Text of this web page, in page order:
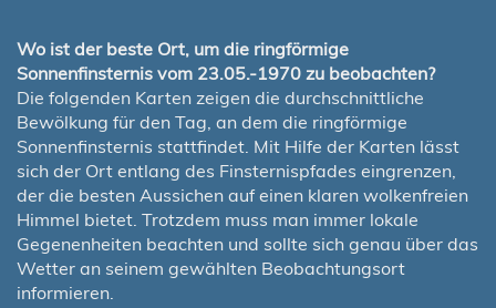
Wo ist der beste Ort, um die ringförmige
Sonnenfinsternis vom 23.05.-1970 zu beobachten?
Die folgenden Karten zeigen die durchschnittliche
Bewölkung für den Tag, an dem die ringförmige
Sonnenfinsternis stattfindet. Mit Hilfe der Karten lässt
sich der Ort entlang des Finsternispfades eingrenzen,
der die besten Aussichen auf einen klaren wolkenfreien
Himmel bietet. Trotzdem muss man immer lokale
Gegenenheiten beachten und sollte sich genau über das
Wetter an seinem gewählten Beobachtungsort
informieren.